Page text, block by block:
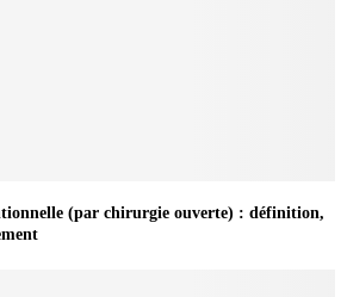
(par chirurgie ouverte) : définition,